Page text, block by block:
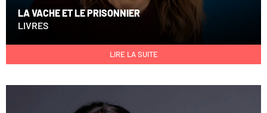
LA VACHE ET LE PRISONNIER
LIVRES
LIRE LA SUITE